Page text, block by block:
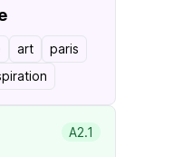
art
paris
A2.1